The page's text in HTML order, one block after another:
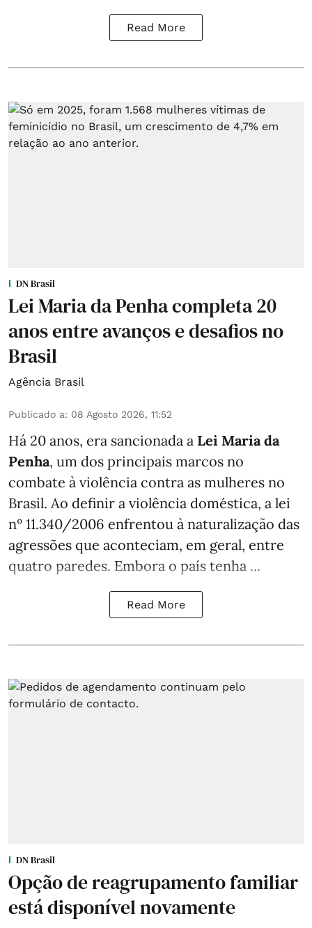
Read More
DN Brasil
Lei Maria da Penha completa 20
anos entre avanços e desafios no
Brasil
Agência Brasil
Publicado a: 08 Agosto 2026, 11:52
Há 20 anos, era sancionada a Lei Maria da
Penha, um dos principais marcos no
combate à violência contra as mulheres no
Brasil. Ao definir a violência doméstica, a lei
nº 11.340/2006 enfrentou à naturalização das
agressões que aconteciam, em geral, entre
quatro paredes. Embora o país tenha ...
Read More
DN Brasil
Opção de reagrupamento familiar
está disponível novamente